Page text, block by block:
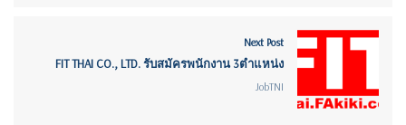
Next Post
FIT THAI CO., LTD. รับสมัครพนักงาน 3ตำแหน่ง
JobTNI